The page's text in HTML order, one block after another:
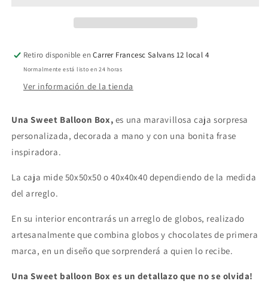
Retiro disponible enCarrer Francesc Salvans 12 local 4
Normalmente está listo en 24 horas
Ver información de la tienda
Una Sweet Balloon Box, es una maravillosa caja sorpresa
personalizada, decorada a mano y con una bonita frase
inspiradora.
La caja mide 50x50x50 o 40x40x40 dependiendo de la medida
del arreglo.
En su interior encontrarás un arreglo de globos, realizado
artesanalmente que combina globos y chocolates de primera
marca, en un diseño que sorprenderá a quien lo recibe.
Una Sweet balloon Box es un detallazo que no se olvida!